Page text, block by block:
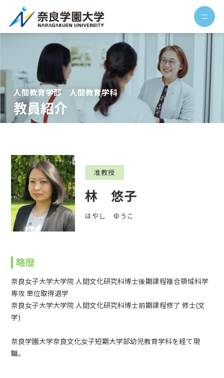
人間教育学部 人間教育学科
教員紹介
准教授
林 悠子
はやし ゆうこ
略歴
奈良女子大学大学院 人間文化研究科博士後期課程複合領域科学
専攻 単位取得退学
奈良女子大学大学院 人間文化研究科博士前期課程修了 修士(文
学)
奈良学園大学奈良文化女子短期大学部幼児教育学科を経て現
職。